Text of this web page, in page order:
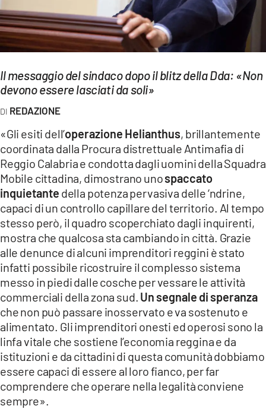
SPORT
Streaming
LAC TV
LaC
Network
LACPLAY.IT
LACTV.IT
LACONAIR.IT
LACITYMAG.IT
ILREGGINO.IT
COSENZACHANNEL.IT
ILVIBONESE.IT
CATANZAROCHANNEL.IT
LACAPITALENEWS.IT
Il messaggio del sindaco dopo il blitz della Dda: «Non
devono essere lasciati da soli»
REDAZIONE
«Gli esiti dell’operazione Helianthus, brillantemente
coordinata dalla Procura distrettuale Antimafia di
Reggio Calabria e condotta dagli uomini della Squadra
Mobile cittadina, dimostrano unospaccato
inquietante della potenza pervasiva delle ‘ndrine,
capaci di un controllo capillare del territorio. Al tempo
stesso però, il quadro scoperchiato dagli inquirenti,
mostra che qualcosa sta cambiando in città. Grazie
alle denunce di alcuni imprenditori reggini è stato
infatti possibile ricostruire il complesso sistema
messo in piedi dalle cosche per vessare le attività
commerciali della zona sud. Un segnale di speranza
che non può passare inosservato e va sostenuto e
alimentato. Gli imprenditori onesti ed operosi sono la
linfa vitale che sostiene l’economia reggina e da
istituzioni e da cittadini di questa comunità dobbiamo
essere capaci di essere al loro fianco, per far
comprendere che operare nella legalità conviene
sempre».